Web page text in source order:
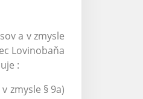
a v zmysle
Lovinobaňa
:
zmysle § 9a)